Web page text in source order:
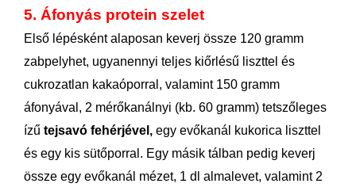
5. Áfonyás protein szelet
Első lépésként alaposan keverj össze 120 gramm
zabpelyhet, ugyanennyi teljes kiőrlésű liszttel és
cukrozatlan kakaóporral, valamint 150 gramm
áfonyával, 2 mérőkanálnyi (kb. 60 gramm) tetszőleges
ízű tejsavó fehérjével, egy evőkanál kukorica liszttel
és egy kis sütőporral. Egy másik tálban pedig keverj
össze egy evőkanál mézet, 1 dl almalevet, valamint 2